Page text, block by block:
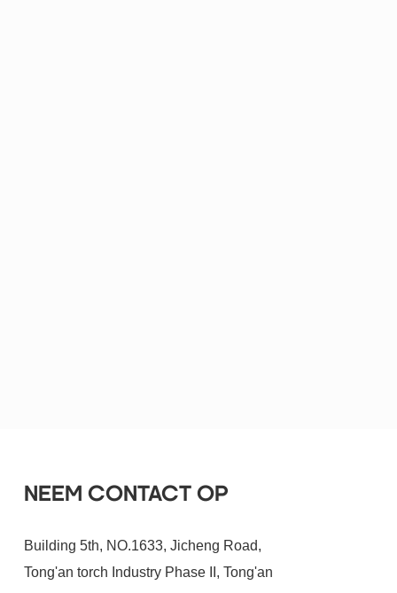
NEEM CONTACT OP
Building 5th, NO.1633, Jicheng Road,
Tong'an torch Industry Phase II, Tong'an